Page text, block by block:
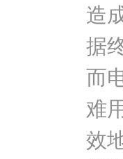
造
据
而
难
效